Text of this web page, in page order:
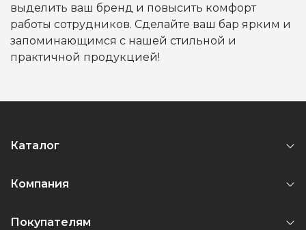
выделить ваш бренд и повысить комфорт
работы сотрудников. Сделайте ваш бар ярким и
запоминающимся с нашей стильной и
практичной продукцией!
Каталог
Компания
Покупателям